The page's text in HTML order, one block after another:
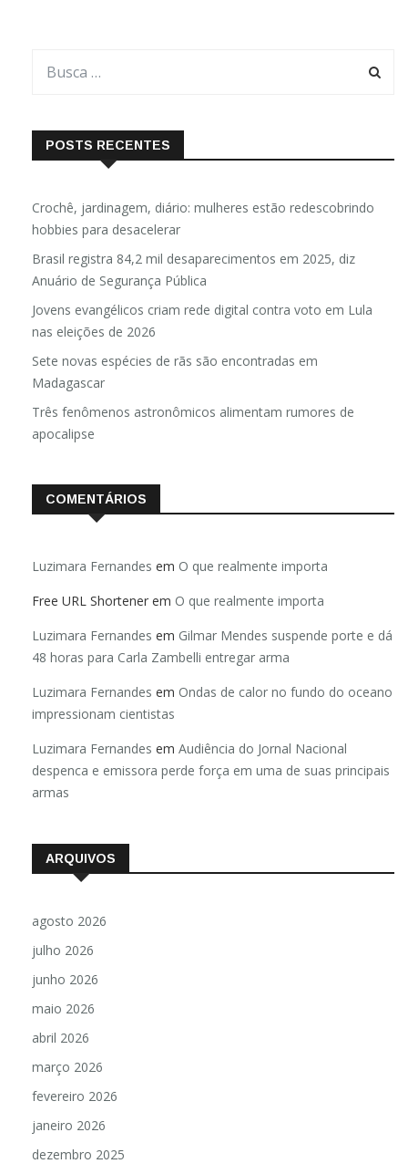
POSTS RECENTES
Crochê, jardinagem, diário: mulheres estão redescobrindo
hobbies para desacelerar
Brasil registra 84,2 mil desaparecimentos em 2025, diz
Anuário de Segurança Pública
Jovens evangélicos criam rede digital contra voto em Lula
nas eleições de 2026
Sete novas espécies de rãs são encontradas em
Madagascar
Três fenômenos astronômicos alimentam rumores de
apocalipse
COMENTÁRIOS
Luzimara Fernandes em O que realmente importa
Free URL Shortener em O que realmente importa
Luzimara Fernandes em Gilmar Mendes suspende porte e dá
48 horas para Carla Zambelli entregar arma
Luzimara Fernandes em Ondas de calor no fundo do oceano
impressionam cientistas
Luzimara Fernandes em Audiência do Jornal Nacional
despenca e emissora perde força em uma de suas principais
armas
ARQUIVOS
agosto 2026
julho 2026
junho 2026
maio 2026
abril 2026
março 2026
fevereiro 2026
janeiro 2026
dezembro 2025